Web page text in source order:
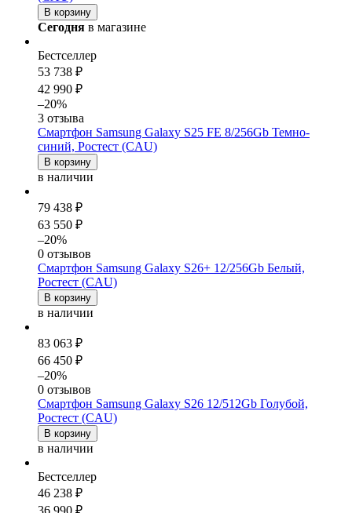
В корзину
Сегодня в магазине
Бестселлер
53 738 ₽
42 990 ₽
–20%
3 отзыва
Смартфон Samsung Galaxy S25 FE 8/256Gb Темно-
синий, Ростест (CAU)
В корзину
в наличии
79 438 ₽
63 550 ₽
–20%
0 отзывов
Смартфон Samsung Galaxy S26+ 12/256Gb Белый,
Ростест (CAU)
В корзину
в наличии
83 063 ₽
66 450 ₽
–20%
0 отзывов
Смартфон Samsung Galaxy S26 12/512Gb Голубой,
Ростест (CAU)
В корзину
в наличии
Бестселлер
46 238 ₽
36 990 ₽